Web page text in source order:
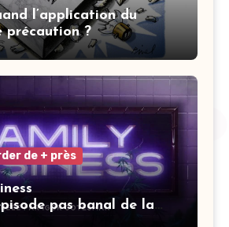
l’application du
précaution ?
de + près
pas banal de la